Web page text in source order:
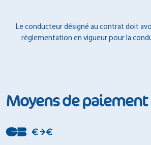
Le conducteur désigné au contrat doit
règlementation en vigueur pour la
Moyens de paiement